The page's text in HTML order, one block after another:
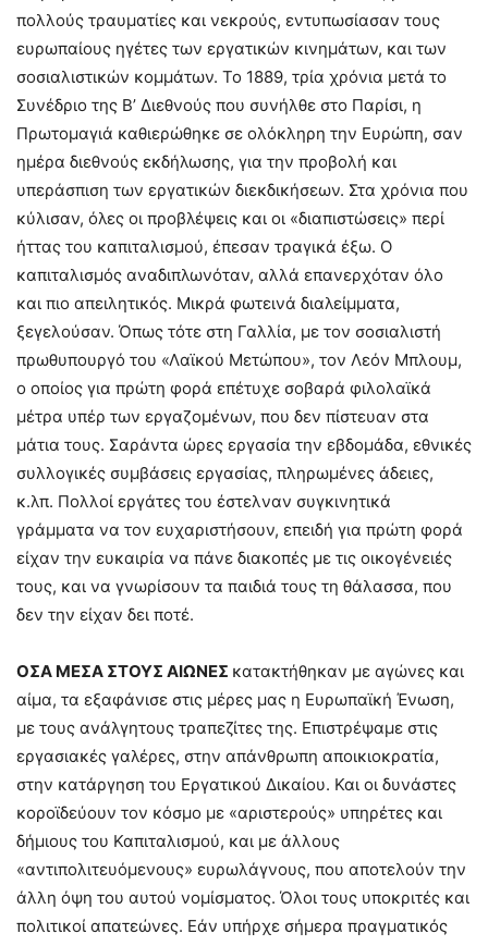
πολλούς τραυματίες και νεκρούς, εντυπωσίασαν τους
ευρωπαίους ηγέτες των εργατικών κινημάτων, και των
σοσιαλιστικών κομμάτων. Το 1889, τρία χρόνια μετά το
Συνέδριο της Β’ Διεθνούς που συνήλθε στο Παρίσι, η
Πρωτομαγιά καθιερώθηκε σε ολόκληρη την Ευρώπη, σαν
ημέρα διεθνούς εκδήλωσης, για την προβολή και
υπεράσπιση των εργατικών διεκδικήσεων. Στα χρόνια που
κύλισαν, όλες οι προβλέψεις και οι «διαπιστώσεις» περί
ήττας του καπιταλισμού, έπεσαν τραγικά έξω. Ο
καπιταλισμός αναδιπλωνόταν, αλλά επανερχόταν όλο
και πιο απειλητικός. Μικρά φωτεινά διαλείμματα,
ξεγελούσαν. Όπως τότε στη Γαλλία, με τον σοσιαλιστή
πρωθυπουργό του «Λαϊκού Μετώπου», τον Λεόν Μπλουμ,
ο οποίος για πρώτη φορά επέτυχε σοβαρά φιλολαϊκά
μέτρα υπέρ των εργαζομένων, που δεν πίστευαν στα
μάτια τους. Σαράντα ώρες εργασία την εβδομάδα, εθνικές
συλλογικές συμβάσεις εργασίας, πληρωμένες άδειες,
κ.λπ. Πολλοί εργάτες του έστελναν συγκινητικά
γράμματα να τον ευχαριστήσουν, επειδή για πρώτη φορά
είχαν την ευκαιρία να πάνε διακοπές με τις οικογένειές
τους, και να γνωρίσουν τα παιδιά τους τη θάλασσα, που
δεν την είχαν δει ποτέ.
ΟΣΑ ΜΕΣΑ ΣΤΟΥΣ ΑΙΩΝΕΣ κατακτήθηκαν µε αγώνες και
αίμα, τα εξαφάνισε στις μέρες µας η Ευρωπαϊκή Ένωση,
με τους ανάλγητους τραπεζίτες της. Επιστρέψαμε στις
εργασιακές γαλέρες, στην απάνθρωπη αποικιοκρατία,
στην κατάργηση του Εργατικού Δικαίου. Και οι δυνάστες
κοροϊδεύουν τον κόσμο με «αριστερούς» υπηρέτες και
δήμιους του Καπιταλισμού, και με άλλους
«αντιπολιτευόμενους» ευρωλάγνους, που αποτελούν την
άλλη όψη του αυτού νομίσματος. Όλοι τους υποκριτές και
πολιτικοί απατεώνες. Εάν υπήρχε σήμερα πραγματικός